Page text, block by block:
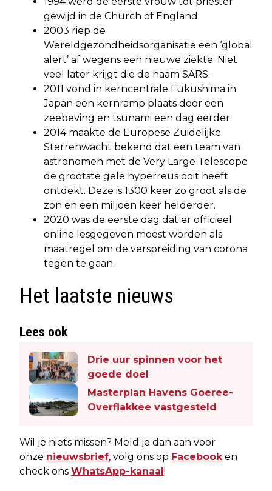
gewijd in de Church of England.
2003 riep de
Wereldgezondheidsorganisatie een ‘global
alert’ af wegens een nieuwe ziekte. Niet
veel later krijgt die de naam SARS.
2011 vond in kerncentrale Fukushima in
Japan een kernramp plaats door een
zeebeving en tsunami een dag eerder.
2014 maakte de Europese Zuidelijke
Sterrenwacht bekend dat een team van
astronomen met de Very Large Telescope
de grootste gele hyperreus ooit heeft
ontdekt. Deze is 1300 keer zo groot als de
zon en een miljoen keer helderder.
2020 was de eerste dag dat er officieel
online lesgegeven moest worden als
maatregel om de verspreiding van corona
tegen te gaan.
Het laatste nieuws
Lees ook
Drie uur spinnen voor het
goede doel
Masterplan Havens Goeree-
Overflakkee vastgesteld
Wil je niets missen? Meld je dan aan voor
onze nieuwsbrief, volg ons op Facebooken
check ons WhatsApp-kanaal !